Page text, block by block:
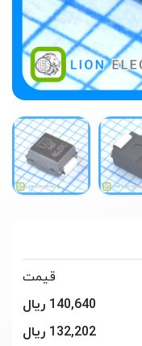
قیمت
140,640 ریال
132,202 ریال